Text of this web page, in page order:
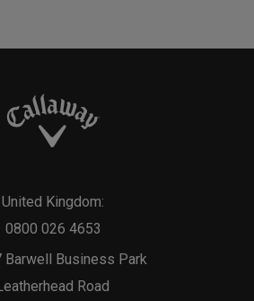
Barwell Business Park
Road
United Kingdom:
0800 026 4653